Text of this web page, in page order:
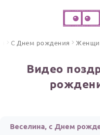
ПО ФОРМАТУ
Открытки
ИНСТРУМЕНТЫ
С Днем рождения
Видео
Веселина, с Днем